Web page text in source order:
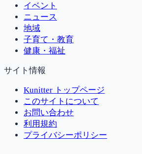
イベント
ニュース
地域
子育て・教育
健康・福祉
サイト情報
Kunitter トップページ
このサイトについて
お問い合わせ
利用規約
プライバシーポリシー